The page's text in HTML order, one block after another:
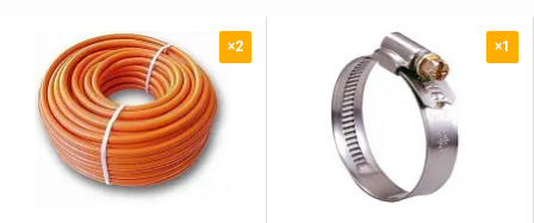
×2 ×1